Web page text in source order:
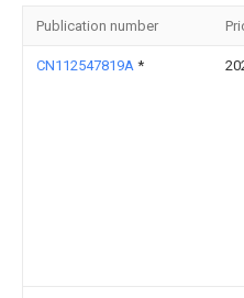
Publication number
CN112547819A *